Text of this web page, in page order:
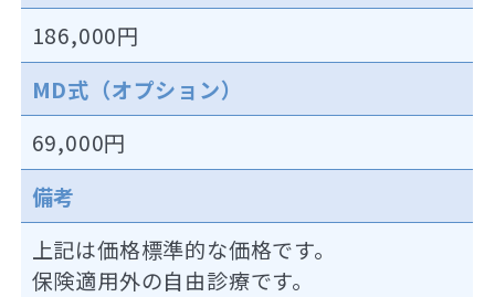
186,000円
MD式（オプション）
69,000円
備考
上記は価格標準的な価格です。
保険適用外の自由診療です。